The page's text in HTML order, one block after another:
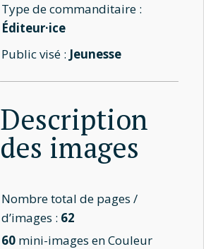
Type de commanditaire :
Éditeur·ice
Public visé : Jeunesse
Description
des images
Nombre total de pages /
d’images : 62
60 mini-images en Couleur